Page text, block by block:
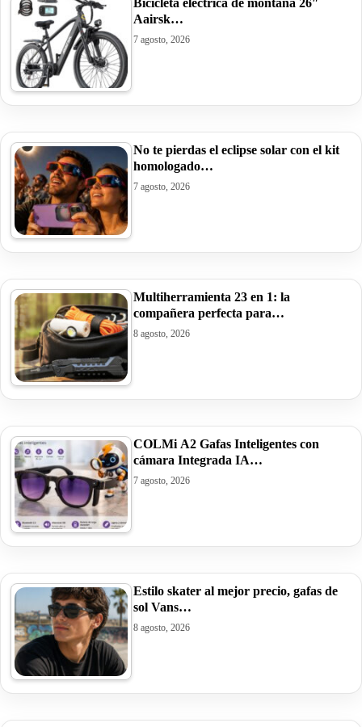
Aairsk…
7 agosto, 2026
No te pierdas el eclipse solar con el kit
homologado…
7 agosto, 2026
Multiherramienta 23 en 1: la
compañera perfecta para…
8 agosto, 2026
COLMi A2 Gafas Inteligentes con
cámara Integrada IA…
7 agosto, 2026
Estilo skater al mejor precio, gafas de
sol Vans…
8 agosto, 2026